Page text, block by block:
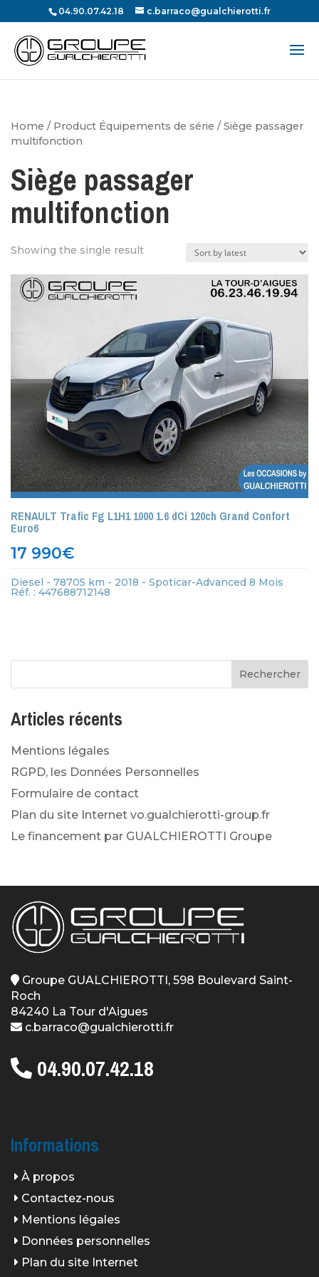
04.90.07.42.18 c.barraco@gualchierotti.fr
Recherche
de
produits
Home / Product Équipements de série / Siège passager
multifonction
Siège passager
multifonction
Showing the single result
RENAULT Trafic Fg L1H1 1000 1.6 dCi 120ch Grand Confort
Euro6
17 990€
Diesel - 78705 km - 2018 - Spoticar-Advanced 8 Mois
Réf. : 447688712148
Articles récents
Mentions légales
RGPD, les Données Personnelles
Formulaire de contact
Plan du site Internet vo.gualchierotti-group.fr
Le financement par GUALCHIEROTTI Groupe
Groupe GUALCHIEROTTI, 598 Boulevard Saint-
Roch
84240 La Tour d'Aigues
c.barraco@gualchierotti.fr
04.90.07.42.18
Informations
À propos
Contactez-nous
Mentions légales
Données personnelles
Plan du site Internet